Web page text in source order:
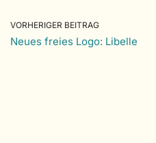
VORHERIGER BEITRAG
Neues freies Logo: Libelle